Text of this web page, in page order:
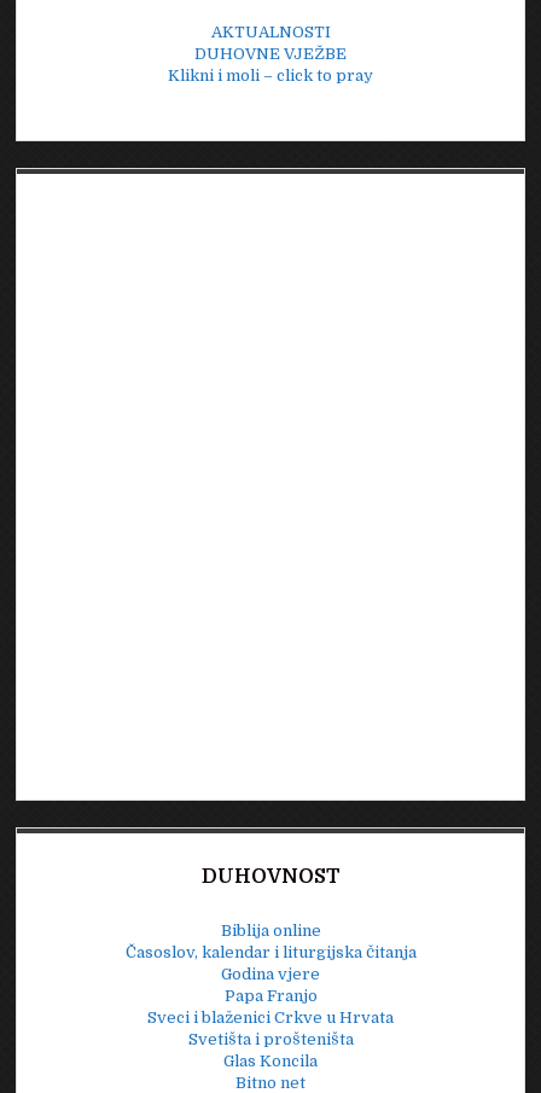
AKTUALNOSTI
DUHOVNE VJEŽBE
Klikni i moli – click to pray
DUHOVNOST
Biblija online
Časoslov, kalendar i liturgijska čitanja
Godina vjere
Papa Franjo
Sveci i blaženici Crkve u Hrvata
Svetišta i prošteništa
Glas Koncila
Bitno net